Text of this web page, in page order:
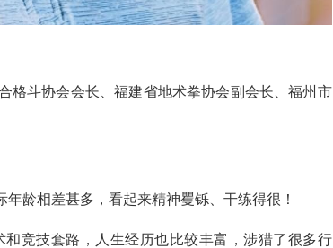
格斗协会会长、福建省地术拳协会副会长、福州市
龄相差甚多，看起来精神矍铄、干练得很！
竞技套路，人生经历也比较丰富，涉猎了很多行